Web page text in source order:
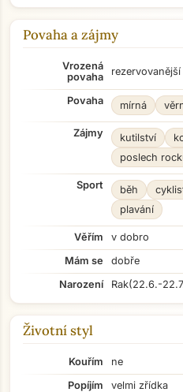
Povaha a zájmy
Vrozená
povaha
rezervovanější
Povaha mírná
Zájmy kutilství
poslech
Sport běh
plavání
Věřím
v dobro
Mám se
dobře
Narození
Rak(22.6.-
Životní styl
Kouřím
ne
Popíjím
velmi zřídka